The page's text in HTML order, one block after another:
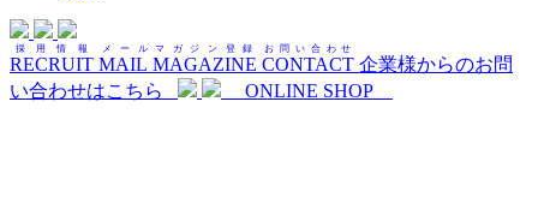
RECRUIT
採用情報
MAIL MAGAZINE
メールマガジン登録
CONTACT
お問い合わせ
企業様からのお問
い合わせはこちら
ONLINE SHOP